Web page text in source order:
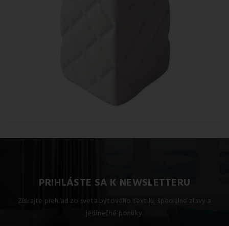
PRIHLÁSTE SA K NEWSLETTERU
Získajte prehľad zo sveta bytového textilu, špeciálne zľavy a
jedinečné ponuky.